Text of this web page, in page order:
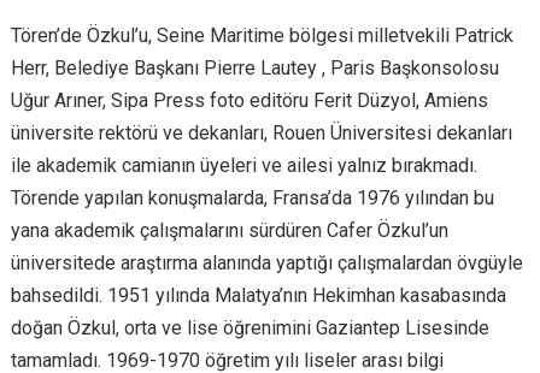
Tören’de Özkul’u, Seine Maritime bölgesi milletvekili Patrick
Herr, Belediye Başkanı Pierre Lautey , Paris Başkonsolosu
Uğur Arıner, Sipa Press foto editöru Ferit Düzyol, Amiens
üniversite rektörü ve dekanları, Rouen Üniversitesi dekanları
ile akademik camianın üyeleri ve ailesi yalnız bırakmadı.
Törende yapılan konuşmalarda, Fransa’da 1976 yılından bu
yana akademik çalışmalarını sürdüren Cafer Özkul’un
üniversitede araştırma alanında yaptığı çalışmalardan övgüyle
bahsedildi. 1951 yılında Malatya’nın Hekimhan kasabasında
doğan Özkul, orta ve lise öğrenimini Gaziantep Lisesinde
tamamladı. 1969-1970 öğretim yılı liseler arası bilgi